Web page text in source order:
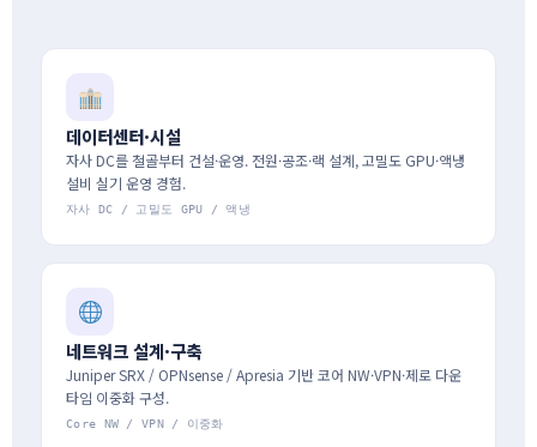
데이터센터·시설
자사 DC를 철골부터 건설·운영. 전원·공조·랙 설계, 고밀도 GPU·액냉
설비 실기 운영 경험.
자사 DC / 고밀도 GPU / 액냉
네트워크 설계·구축
Juniper SRX / OPNsense / Apresia 기반 코어 NW·VPN·제로 다운
타임 이중화 구성.
Core NW / VPN / 이중화